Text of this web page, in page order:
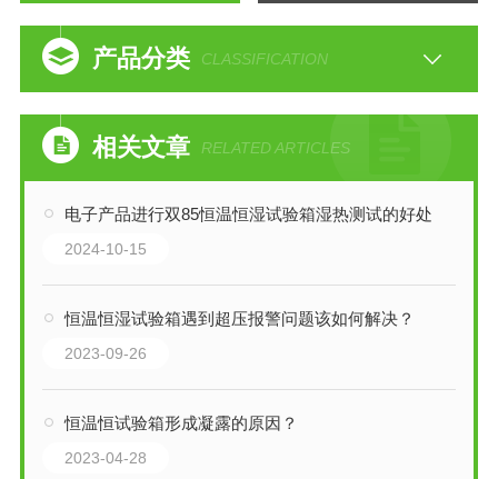
产品分类 CLASSIFICATION
相关文章 RELATED ARTICLES
电子产品进行双85恒温恒湿试验箱湿热测试的好处
2024-10-15
恒温恒湿试验箱遇到超压报警问题该如何解决？
2023-09-26
恒温恒试验箱形成凝露的原因？
2023-04-28